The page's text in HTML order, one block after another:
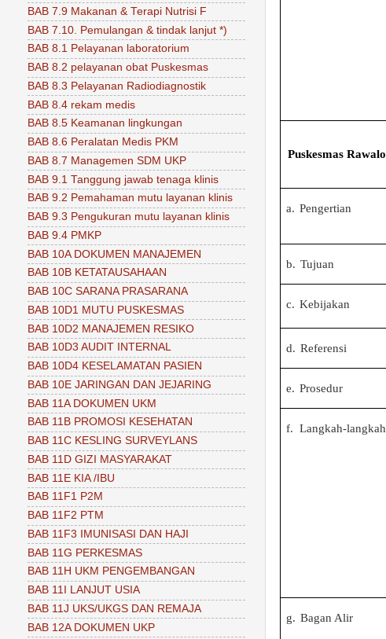
Puskesmas Rawalo
a. Pengertian
b. Tujuan
c. Kebijakan
d. Referensi
e. Prosedur
f. Langkah-langkah
g. Bagan Alir
BAB 7.9 Makanan & Terapi Nutrisi F
BAB 7.10. Pemulangan & tindak lanjut *)
BAB 8.1 Pelayanan laboratorium
BAB 8.2 pelayanan obat Puskesmas
BAB 8.3 Pelayanan Radiodiagnostik
BAB 8.4 rekam medis
BAB 8.5 Keamanan lingkungan
BAB 8.6 Peralatan Medis PKM
BAB 8.7 Managemen SDM UKP
BAB 9.1 Tanggung jawab tenaga klinis
BAB 9.2 Pemahaman mutu layanan klinis
BAB 9.3 Pengukuran mutu layanan klinis
BAB 9.4 PMKP
BAB 10A DOKUMEN MANAJEMEN
BAB 10B KETATAUSAHAAN
BAB 10C SARANA PRASARANA
BAB 10D1 MUTU PUSKESMAS
BAB 10D2 MANAJEMEN RESIKO
BAB 10D3 AUDIT INTERNAL
BAB 10D4 KESELAMATAN PASIEN
BAB 10E JARINGAN DAN JEJARING
BAB 11A DOKUMEN UKM
BAB 11B PROMOSI KESEHATAN
BAB 11C KESLING SURVEYLANS
BAB 11D GIZI MASYARAKAT
BAB 11E KIA /IBU
BAB 11F1 P2M
BAB 11F2 PTM
BAB 11F3 IMUNISASI DAN HAJI
BAB 11G PERKESMAS
BAB 11H UKM PENGEMBANGAN
BAB 11I LANJUT USIA
BAB 11J UKS/UKGS DAN REMAJA
BAB 12A DOKUMEN UKP